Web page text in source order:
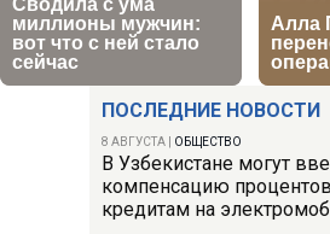
ПОСЛЕДНИЕ НОВОСТИ
8 АВГУСТА ОБЩЕСТВО
В Узбекистане могут
компенсацию
кредитам на